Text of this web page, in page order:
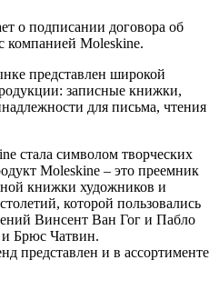
о подписании договора об
компанией Moleskine.
представлен широкой
записные книжки,
для письма, чтения
стала символом творческих
Moleskine – это преемник
книжки художников и
которой пользовались
Винсент Ван Гог и Пабло
Брюс Чатвин.
представлен и в ассортименте